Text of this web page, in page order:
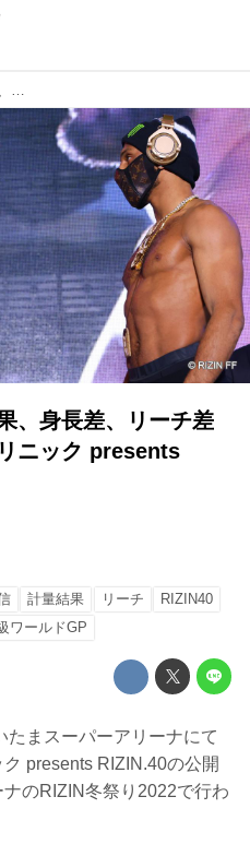
フェイスオフ、計量結果、身長差、リーチ差を掲載中！湘南美容クリニック presents RIZIN.40 計量結果
、身長差、リーチ差
ニック presents
計量結果 リーチ
RIZIN40
ワールドGP
たまスーパーアリーナにて
presents RIZIN.40の公開
のRIZIN冬祭り2022で行わ